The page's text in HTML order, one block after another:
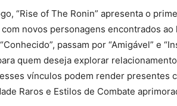
“Rise of The Ronin” apresenta o
novos personagens encontrados ao
passam por “Amigável” e
quem deseja explorar
vínculos podem render presentes
Raros e Estilos de Combate